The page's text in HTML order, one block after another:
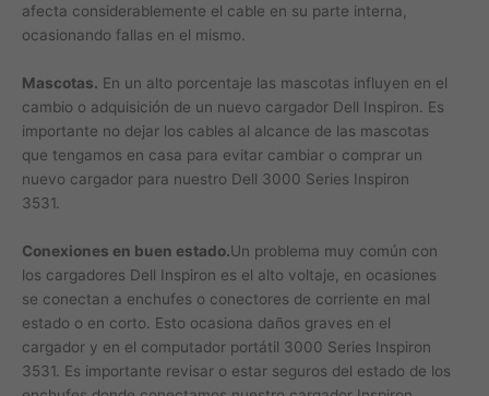
afecta considerablemente el cable en su parte interna,
ocasionando fallas en el mismo.
Mascotas. En un alto porcentaje las mascotas influyen en el
cambio o adquisición de un nuevo cargador Dell Inspiron. Es
importante no dejar los cables al alcance de las mascotas
que tengamos en casa para evitar cambiar o comprar un
nuevo cargador para nuestro Dell 3000 Series Inspiron
3531.
Conexiones en buen estado.Un problema muy común con
los cargadores Dell Inspiron es el alto voltaje, en ocasiones
se conectan a enchufes o conectores de corriente en mal
estado o en corto. Esto ocasiona daños graves en el
cargador y en el computador portátil 3000 Series Inspiron
3531. Es importante revisar o estar seguros del estado de los